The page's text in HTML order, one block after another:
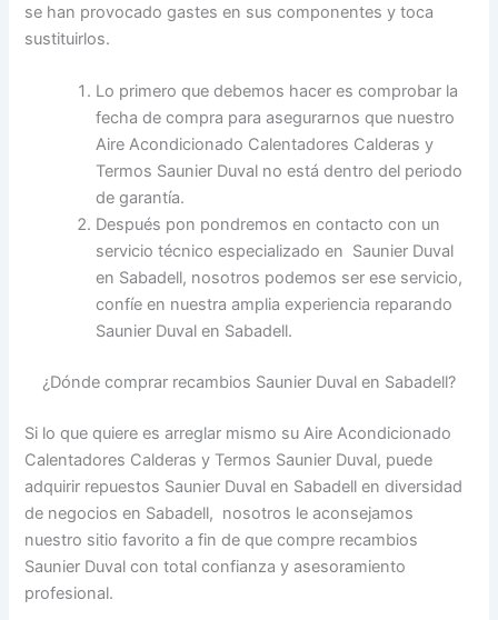
se han provocado gastes en sus componentes y toca
sustituirlos.
Lo primero que debemos hacer es comprobar la
fecha de compra para asegurarnos que nuestro
Aire Acondicionado Calentadores Calderas y
Termos Saunier Duval no está dentro del periodo
de garantía.
Después pon pondremos en contacto con un
servicio técnico especializado en Saunier Duval
en Sabadell, nosotros podemos ser ese servicio,
confíe en nuestra amplia experiencia reparando
Saunier Duval en Sabadell.
¿Dónde comprar recambios Saunier Duval en Sabadell?
Si lo que quiere es arreglar mismo su Aire Acondicionado
Calentadores Calderas y Termos Saunier Duval, puede
adquirir repuestos Saunier Duval en Sabadell en diversidad
de negocios en Sabadell, nosotros le aconsejamos
nuestro sitio favorito a fin de que compre recambios
Saunier Duval con total confianza y asesoramiento
profesional.